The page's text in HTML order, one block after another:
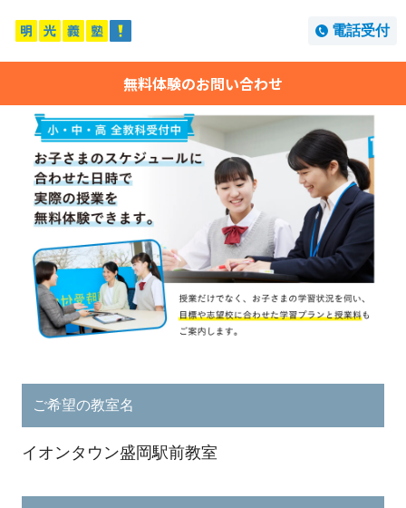
電話受付
無料体験のお問い合わせ
ご希望の教室名
イオンタウン盛岡駅前教室